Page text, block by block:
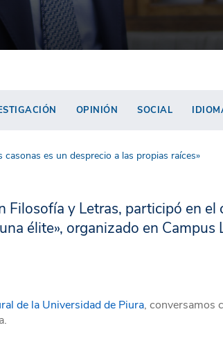
OPINIÓN SOCIAL
casonas es un desprecio a las propias raíces»
Filosofía y Letras, participó en el
élite», organizado en Campus
de la Universidad de Piura, conversamos